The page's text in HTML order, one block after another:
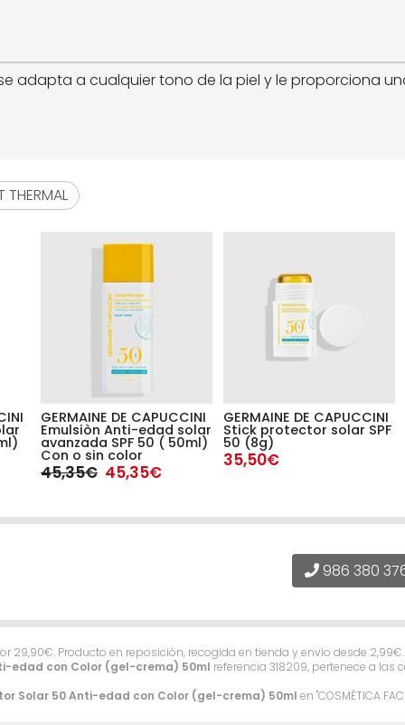
29,90€. Producto en reposición, recogida en tienda y envío desde 2,99€.
edad con Color (gel-crema) 50ml referencia 318209, pertenece a las
Solar 50 Anti-edad con Color (gel-crema) 50ml en "COSMÈTICA
adapta a cualquier tono de la piel y le proporciona
THERMAL
GERMAINE DE CAPUCCINI
Emulsiòn Anti-edad solar
avanzada SPF 50 ( 50ml)
Con o sin color
45,35€ 45,35€
GERMAINE DE CAPUCCINI
Stick protector solar SPF
50 (8g)
35,50€
986 380